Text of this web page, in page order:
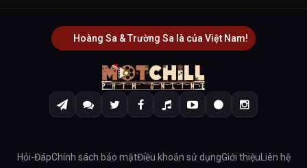
Hoàng Sa & Trường Sa là của Việt Nam!
Hỏi-ĐápChính sách bảo mậtĐiều khoản sử dụngGiới thiệuLiên hệ